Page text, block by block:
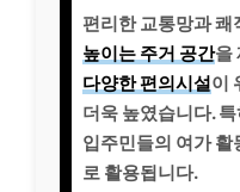
편리한 교통망과
높이는 주거 공간을
다양한 편의시설이
더욱 높였습니다.
입주민들의 여가
로 활용됩니다.